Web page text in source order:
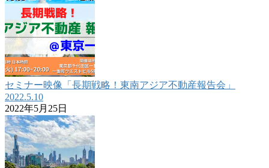
セミナー映像「長期戦略！東南アジア不動産報告会」
2022.5.10
2022年5月25日